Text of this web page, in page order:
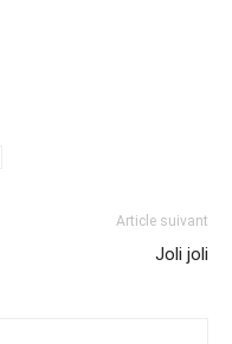
Article suivant
Joli joli